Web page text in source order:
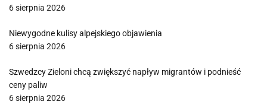
6 sierpnia 2026
Niewygodne kulisy alpejskiego objawienia
6 sierpnia 2026
Szwedzcy Zieloni chcą zwiększyć napływ migrantów i podnieść
ceny paliw
6 sierpnia 2026